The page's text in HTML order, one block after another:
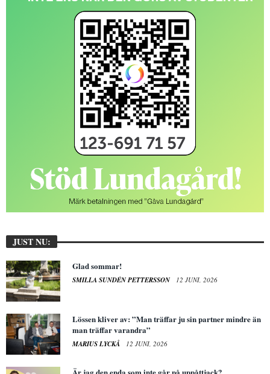
JUST NU:
Glad sommar!
SMILLA SUNDÉN PETTERSSON 12 JUNI, 2026
Lössen kliver av: ”Man träffar ju sin partner mindre än
man träffar varandra”
MARIUS LYCKÅ 12 JUNI, 2026